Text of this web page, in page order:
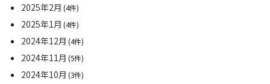
2025年2月 (4件)
2025年1月 (4件)
2024年12月 (4件)
2024年11月 (5件)
2024年10月 (3件)